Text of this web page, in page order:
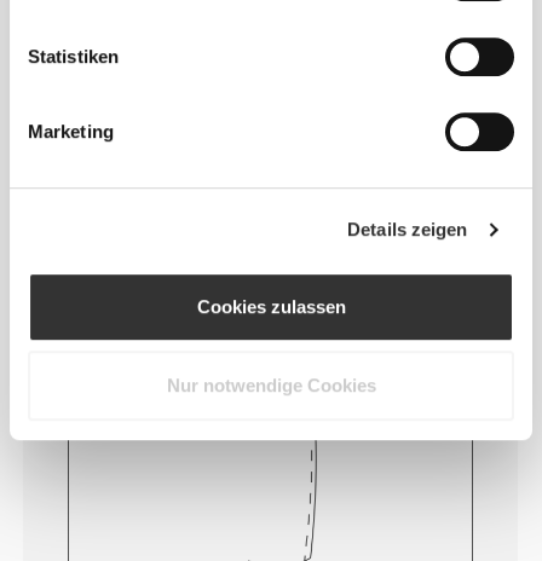
Statistiken
Marketing
Details zeigen
Cookies zulassen
Nur notwendige Cookies
von Kleidung noch bequemer, da es zu keinen